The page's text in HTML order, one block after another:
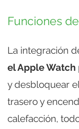
Funciones
La integración
el Apple Watch
y desbloquear
trasero y
calefacción,